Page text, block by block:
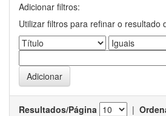
Adicionar filtros:
Utilizar filtros para refinar o resultado
Resultados/Página |